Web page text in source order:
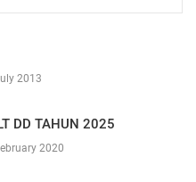
2013
DD TAHUN 2025
2020